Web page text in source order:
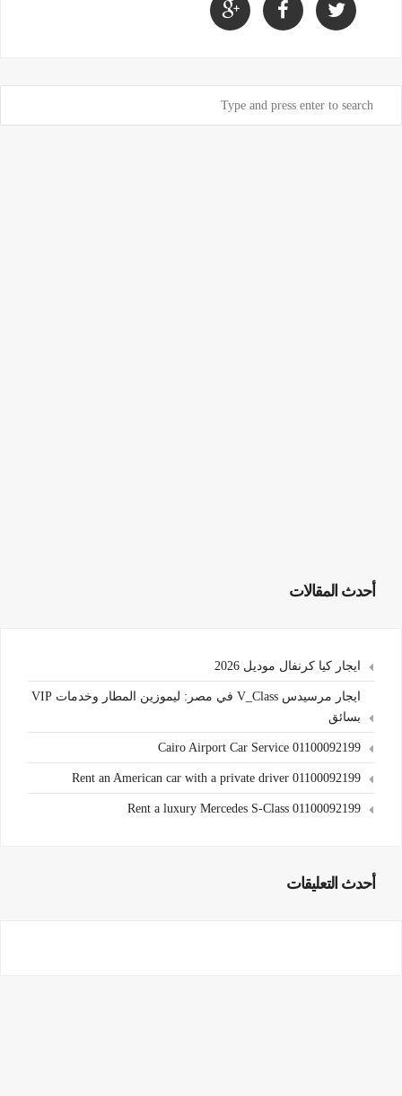
أحدث المقالات
ايجار كيا كرنفال موديل 2026
ايجار مرسيدس V_Class في مصر: ليموزين المطار وخدمات VIP
بسائق
Cairo Airport Car Service 01100092199
Rent an American car with a private driver 01100092199
Rent a luxury Mercedes S-Class 01100092199
أحدث التعليقات